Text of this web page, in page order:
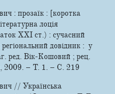
: прозаїк : [коротка
лоція
XXI ст.) : сучасний
довідник : у
ред. Вік-Кошовий ; рец.
2009. – Т. 1. – С. 219
// Українська